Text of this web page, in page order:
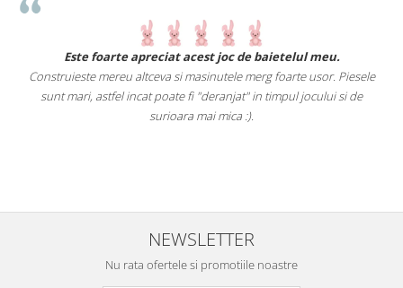
Este foarte apreciat acest joc de baietelul meu.
Construieste mereu altceva si masinutele merg foarte usor. Piesele
sunt mari, astfel incat poate fi "deranjat" in timpul jocului si de
surioara mai mica :).
NEWSLETTER
Nu rata ofertele si promotiile noastre